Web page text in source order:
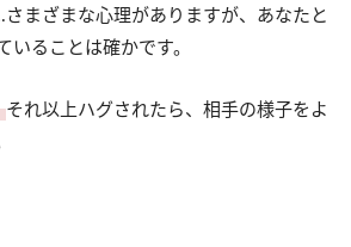
まざまな心理がありますが、あなたと
ることは確かです。
それ以上ハグされたら、相手の様子をよ